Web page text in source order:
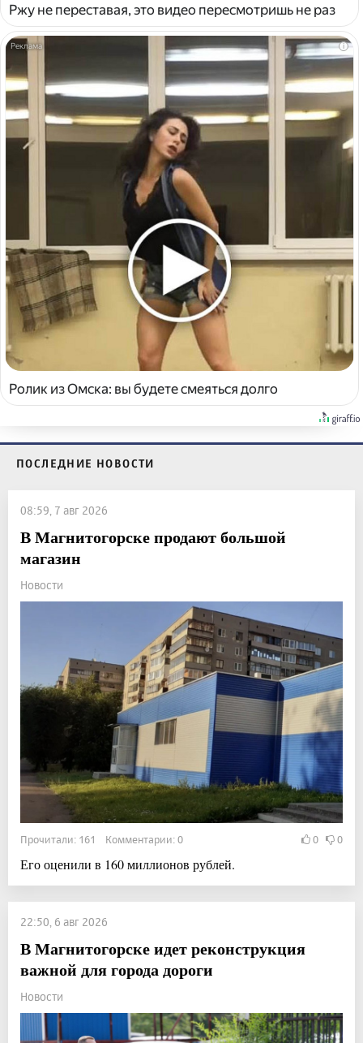
Ржу не переставая, это видео пересмотришь не раз
i
Ролик из Омска: вы будете смеяться долго
ПОСЛЕДНИЕ НОВОСТИ
08:59, 7 авг 2026
В Магнитогорске продают большой
магазин
Новости
Прочитали: 161 Комментарии: 0 0 0
Его оценили в 160 миллионов рублей.
22:50, 6 авг 2026
В Магнитогорске идет реконструкция
важной для города дороги
Новости